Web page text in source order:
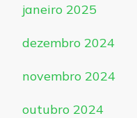
janeiro 2025
dezembro 2024
novembro 2024
outubro 2024